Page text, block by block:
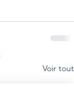
Voir tout